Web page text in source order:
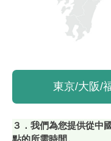
東京/大阪/
３．我們為您提供從中
點的所需時間。